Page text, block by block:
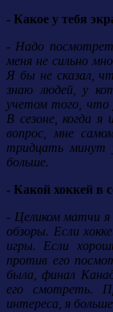
- Какое у тебя
- Надо
меня не сильно
Я бы не сказал,
знаю людей, у
учетом того, что
В сезоне, когда я
вопрос, мне
тридцать минут
больше.
- Какой хоккей в
- Целиком матчи
обзоры. Если
игры. Если
против его
была, финал
его смотреть.
интереса, я